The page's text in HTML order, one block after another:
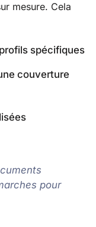
mesure. Cela
spécifiques
couverture
pour